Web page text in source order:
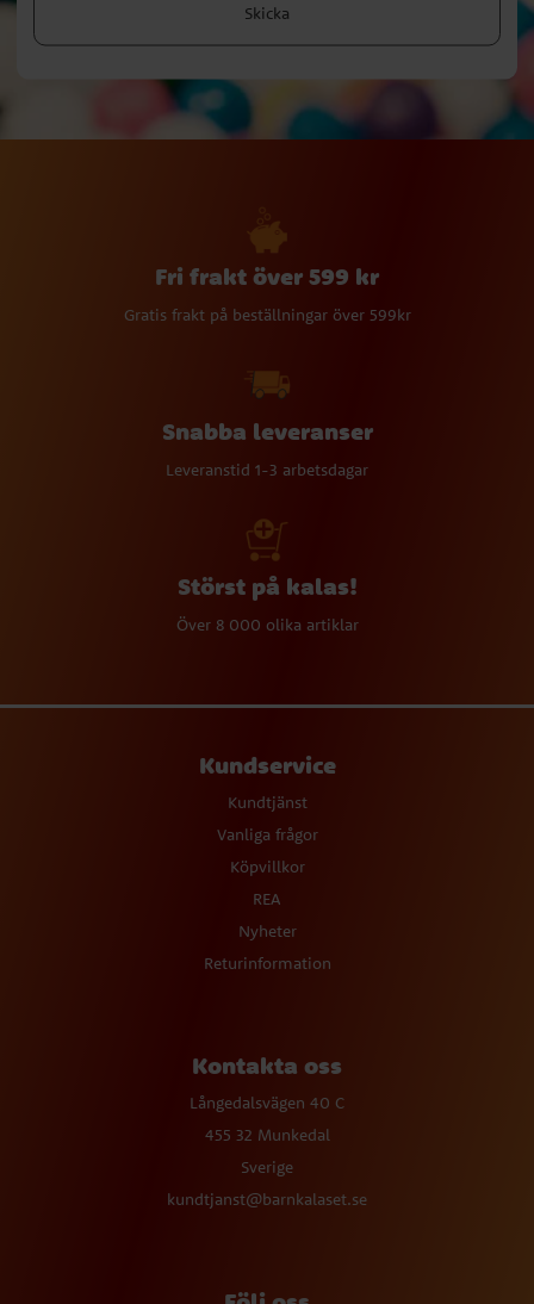
Skicka
Fri frakt över 599 kr
Gratis frakt på beställningar över 599kr
Snabba leveranser
Leveranstid 1-3 arbetsdagar
Störst på kalas!
Över 8 000 olika artiklar
Kundservice
Kundtjänst
Vanliga frågor
Köpvillkor
REA
Nyheter
Returinformation
Kontakta oss
Långedalsvägen 40 C
455 32 Munkedal
Sverige
kundtjanst@barnkalaset.se